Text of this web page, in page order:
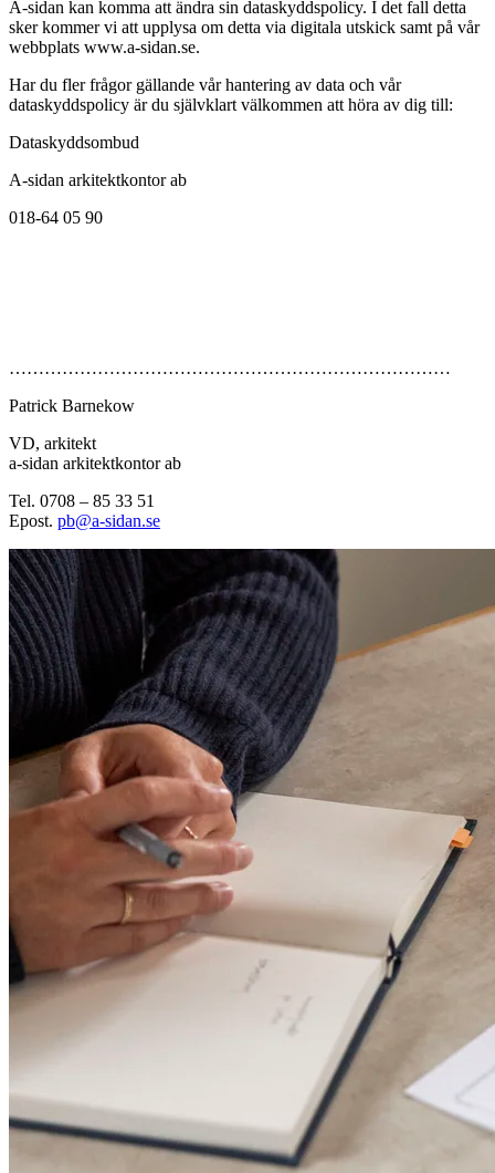
A-sidan kan komma att ändra sin dataskyddspolicy. I det fall detta
sker kommer vi att upplysa om detta via digitala utskick samt på vår
webbplats www.a-sidan.se.
Har du fler frågor gällande vår hantering av data och vår
dataskyddspolicy är du självklart välkommen att höra av dig till:
Dataskyddsombud
A-sidan arkitektkontor ab
018-64 05 90
…………………………………………………………………
Patrick Barnekow
VD, arkitekt
a-sidan arkitektkontor ab
Tel. 0708 – 85 33 51
Epost. pb@a-sidan.se